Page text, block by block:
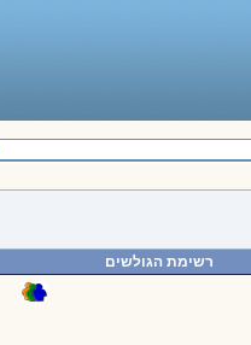
רשימת הגולשים